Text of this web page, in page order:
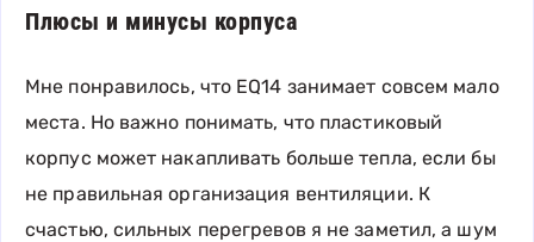
Плюсы и минусы корпуса
Мне понравилось, что EQ14 занимает совсем мало
места. Но важно понимать, что пластиковый
корпус может накапливать больше тепла, если бы
не правильная организация вентиляции. К
счастью, сильных перегревов я не заметил, а шум